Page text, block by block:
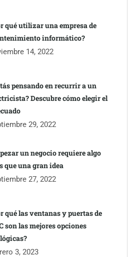
la capacidad técnica de los
con las mayores caídas de precios
qué utilizar una empresa de
informático?
14, 2022
pensando en recurrir a un
Descubre cómo elegir el
29, 2022
un negocio requiere algo
que una gran idea
27, 2022
qué las ventanas y puertas de
son las mejores opciones
3, 2023